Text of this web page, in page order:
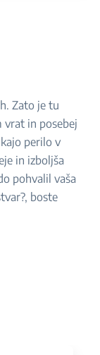
Zato je tu
in posebej
perilo v
in izboljša
pohvalil vaša
boste